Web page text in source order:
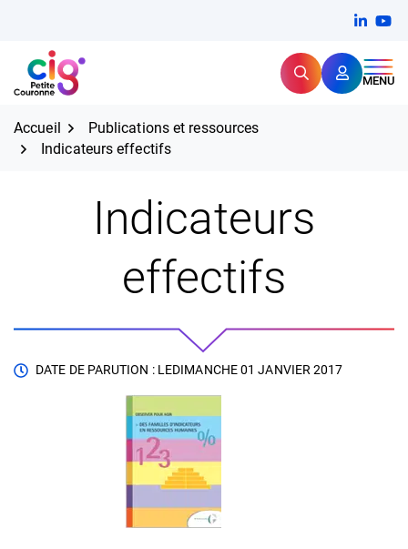
contenu
CIG Petite Couronne RechercherMENU
Expertise et proximité pour
Accueil
Publications et ressources
Indicateurs effectifs
Indicateurs
effectifs
DATE DE PARUTION : LEDIMANCHE 01 JANVIER 2017